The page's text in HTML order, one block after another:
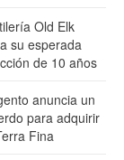
Old Elk
su esperada
de 10 años
anuncia un
para adquirir
Fina